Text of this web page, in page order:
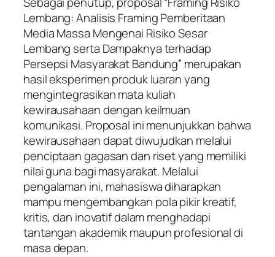
Lembang: Analisis Framing Pemberitaan
Media Massa Mengenai Risiko Sesar
Lembang serta Dampaknya terhadap
Persepsi Masyarakat Bandung” merupakan
hasil eksperimen produk luaran yang
mengintegrasikan mata kuliah
kewirausahaan dengan keilmuan
komunikasi. Proposal ini menunjukkan bahwa
kewirausahaan dapat diwujudkan melalui
penciptaan gagasan dan riset yang memiliki
nilai guna bagi masyarakat. Melalui
pengalaman ini, mahasiswa diharapkan
mampu mengembangkan pola pikir kreatif,
kritis, dan inovatif dalam menghadapi
tantangan akademik maupun profesional di
masa depan.